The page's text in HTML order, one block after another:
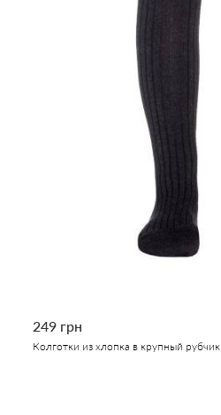
249 грн
Колготки из хлопка в крупный рубчик